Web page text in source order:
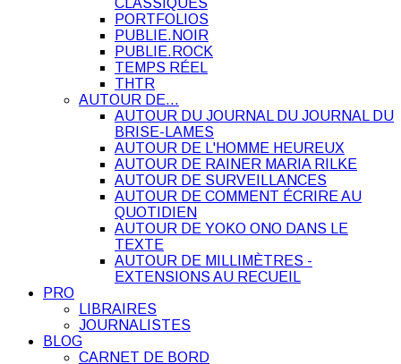
PORTFOLIOS
PUBLIE.NOIR
PUBLIE.ROCK
TEMPS RÉEL
THTR
AUTOUR DE…
AUTOUR DU JOURNAL DU JOURNAL DU
BRISE-LAMES
AUTOUR DE L'HOMME HEUREUX
AUTOUR DE RAINER MARIA RILKE
AUTOUR DE SURVEILLANCES
AUTOUR DE COMMENT ÉCRIRE AU
QUOTIDIEN
AUTOUR DE YOKO ONO DANS LE
TEXTE
AUTOUR DE MILLIMÈTRES -
EXTENSIONS AU RECUEIL
PRO
LIBRAIRES
JOURNALISTES
BLOG
CARNET DE BORD